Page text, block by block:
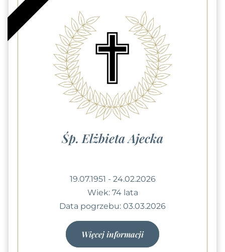
Śp. Elżbieta Ajecka
19.07.1951 - 24.02.2026
Wiek: 74 lata
Data pogrzebu: 03.03.2026
Więcej informacji